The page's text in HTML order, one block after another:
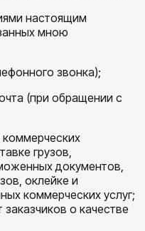
настоящим
мною
звонка);
(при обращении с
грузов,
документов,
оклейке и
коммерческих услуг;
о качестве